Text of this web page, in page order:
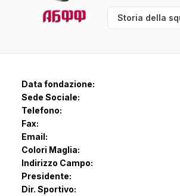
Storia della
Data fondazione:
Sede Sociale:
Telefono:
Fax:
Email:
Colori Maglia:
Indirizzo Campo:
Presidente:
Dir. Sportivo: